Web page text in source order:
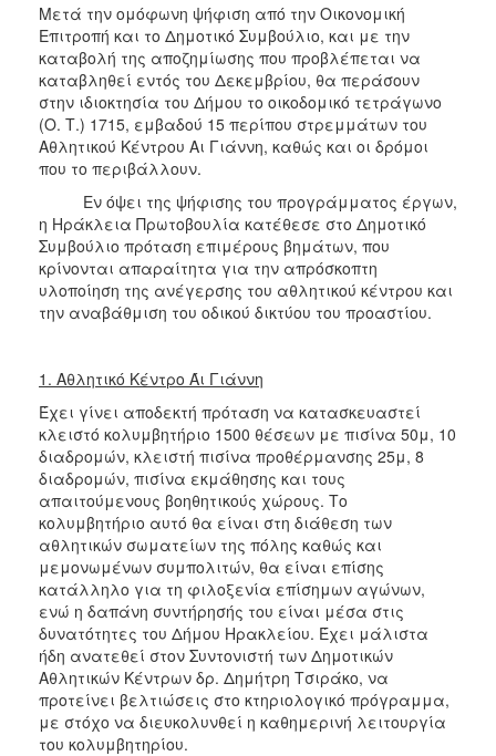
Μετά την ομόφωνη ψήφιση από την Οικονομική
Επιτροπή και το Δημοτικό Συμβούλιο, και με την
καταβολή της αποζημίωσης που προβλέπεται να
καταβληθεί εντός του Δεκεμβρίου, θα περάσουν
στην ιδιοκτησία του Δήμου το οικοδομικό τετράγωνο
(Ο. Τ.) 1715, εμβαδού 15 περίπου στρεμμάτων του
Αθλητικού Κέντρου Αι Γιάννη, καθώς και οι δρόμοι
που το περιβάλλουν.
Εν όψει της ψήφισης του προγράμματος έργων,
η Ηράκλεια Πρωτοβουλία κατέθεσε στο Δημοτικό
Συμβούλιο πρόταση επιμέρους βημάτων, που
κρίνονται απαραίτητα για την απρόσκοπτη
υλοποίηση της ανέγερσης του αθλητικού κέντρου και
την αναβάθμιση του οδικού δικτύου του προαστίου.
1. Αθλητικό Κέντρο Άι Γιάννη
Έχει γίνει αποδεκτή πρόταση να κατασκευαστεί
κλειστό κολυμβητήριο 1500 θέσεων με πισίνα 50μ, 10
διαδρομών, κλειστή πισίνα προθέρμανσης 25μ, 8
διαδρομών, πισίνα εκμάθησης και τους
απαιτούμενους βοηθητικούς χώρους. Το
κολυμβητήριο αυτό θα είναι στη διάθεση των
αθλητικών σωματείων της πόλης καθώς και
μεμονωμένων συμπολιτών, θα είναι επίσης
κατάλληλο για τη φιλοξενία επίσημων αγώνων,
ενώ η δαπάνη συντήρησής του είναι μέσα στις
δυνατότητες του Δήμου Ηρακλείου. Έχει μάλιστα
ήδη ανατεθεί στον Συντονιστή των Δημοτικών
Αθλητικών Κέντρων δρ. Δημήτρη Τσιράκο, να
προτείνει βελτιώσεις στο κτηριολογικό πρόγραμμα,
με στόχο να διευκολυνθεί η καθημερινή λειτουργία
του κολυμβητηρίου.